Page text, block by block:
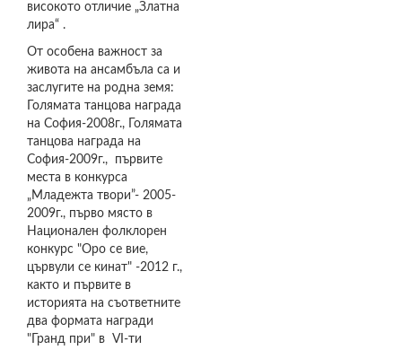
високото отличие „Златна
лира“ .
От особена важност за
живота на ансамбъла са и
заслугите на родна земя:
Голямата танцова награда
на София-2008г., Голямата
танцова награда на
София-2009г., първите
места в конкурса
„Младежта твори”- 2005-
2009г., първо място в
Национален фолклорен
конкурс "Оро се вие,
цървули се кинат" -2012 г.,
както и първите в
историята на съответните
два формата награди
"Гранд при" в VI-ти